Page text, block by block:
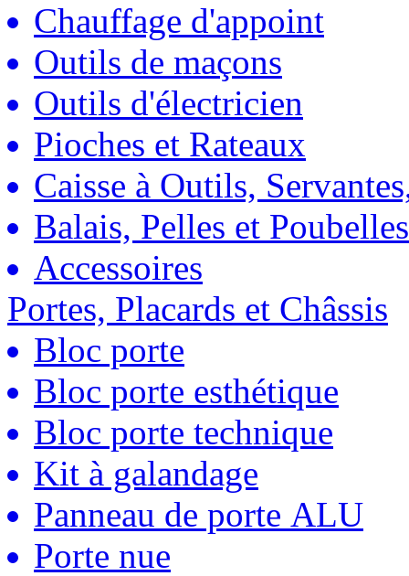
Chauffage d'appoint
Outils de maçons
Outils d'électricien
Pioches et Rateaux
Caisse à Outils,
Balais, Pelles et Poubelles
Accessoires
Portes, Placards et Châssis
Bloc porte
Bloc porte esthétique
Bloc porte technique
Kit à galandage
Panneau de porte ALU
Porte nue